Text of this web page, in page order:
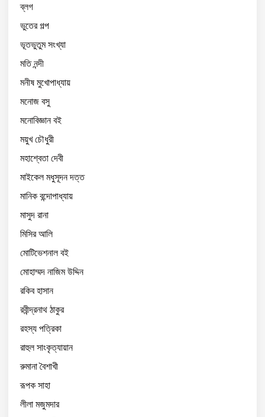
ব্লগ
ভুতের গল্প
ভূতভুতুম সংখ্যা
মতি নন্দী
মনীষ মুখোপাধ্যায়
মনোজ বসু
মনোবিজ্ঞান বই
ময়ুখ চৌধুরী
মহাশ্বেতা দেবী
মাইকেল মধুসূদন দত্ত
মানিক বন্দোপাধ্যায়
মাসুদ রানা
মিসির আলি
মোটিভেশনাল বই
মোহাম্মদ নাজিম উদ্দিন
রকিব হাসান
রবীন্দ্রনাথ ঠাকুর
রহস্য পত্রিকা
রাহুল সাংকৃত্যায়ান
রুমানা বৈশাখী
রূপক সাহা
লীলা মজুমদার